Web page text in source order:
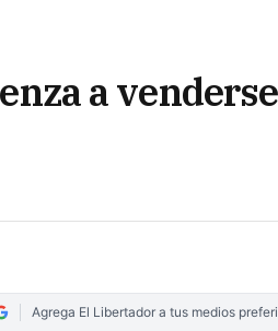
a
Agrega El Libertador a tus medios